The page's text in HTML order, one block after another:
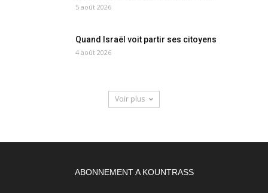
5 août 2026
Quand Israël voit partir ses citoyens
4 août 2026
Voir plus
ABONNEMENT A KOUNTRASS